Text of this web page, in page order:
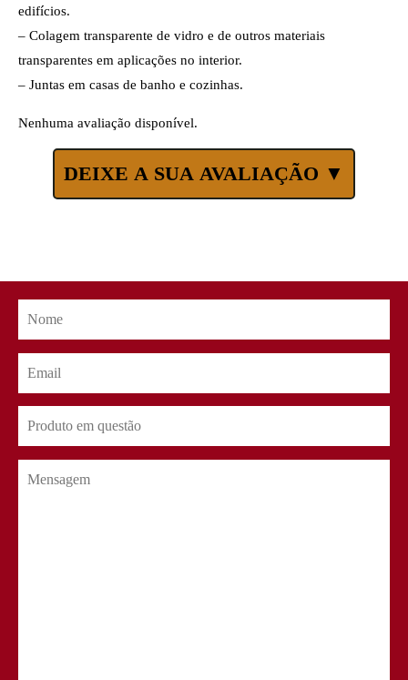
edifícios.
– Colagem transparente de vidro e de outros materiais
transparentes em aplicações no interior.
– Juntas em casas de banho e cozinhas.
Nenhuma avaliação disponível.
DEIXE A SUA AVALIAÇÃO ▼